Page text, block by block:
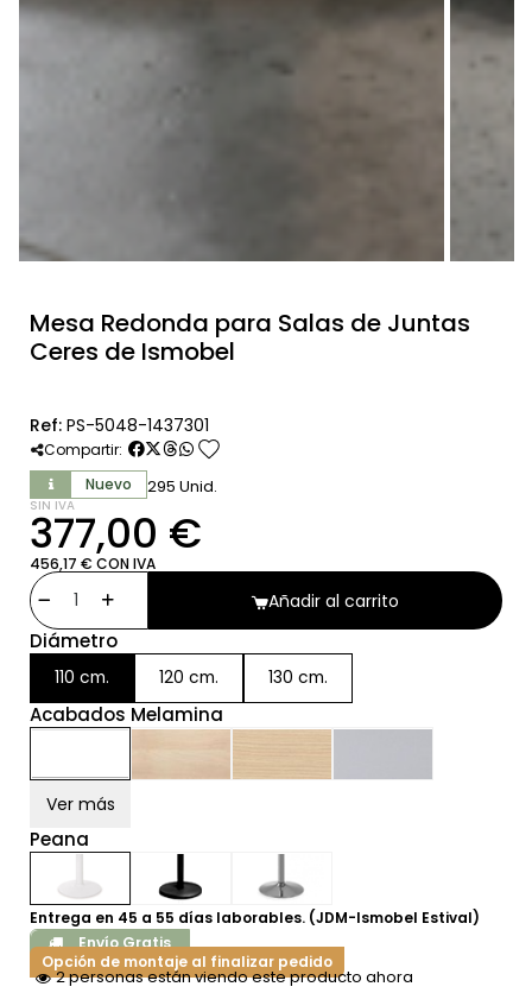
Mesa Redonda para Salas de Juntas
Ceres de Ismobel
Ref: PS-5048-1437301
Compartir: favorite
Nuevo 295 Unid.
SIN IVA
377,00 €
456,17 € CON IVA
Añadir al carrito
Diámetro
110 cm. 120 cm. 130 cm.
Acabados Melamina
Ver más
Peana
Entrega en 45 a 55 días laborables. (JDM-Ismobel Estival)
Envío Gratis
Opción de montaje al finalizar pedido
2 personas están viendo este producto ahora